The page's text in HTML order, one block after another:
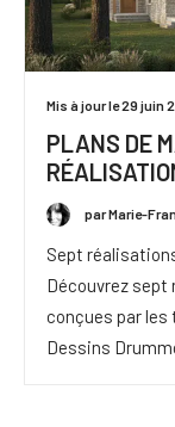
Mis à jour le 29 juin
PLANS DE
par Marie-
Sept
Découvrez
conçues par
Dessins